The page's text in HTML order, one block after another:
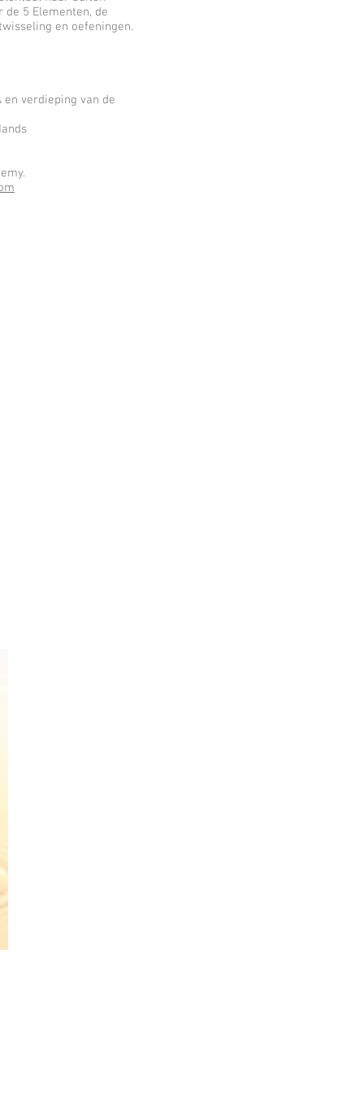
de 5 Elementen, de
en oefeningen.
en verdieping van de